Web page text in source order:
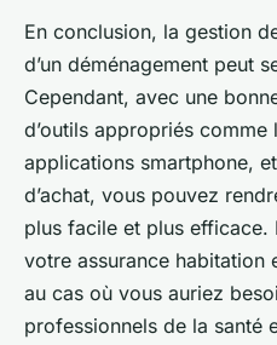
En conclusion, la gestion
d’un déménagement peut
Cependant, avec une
d’outils appropriés comme
applications smartphone,
d’achat, vous pouvez
plus facile et plus efficace.
votre assurance habitation
au cas où vous auriez
professionnels de la santé